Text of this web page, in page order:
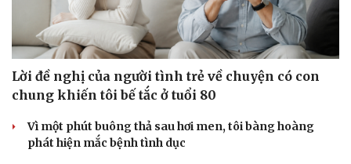
Lời đề nghị của người tình trẻ về chuyện có con
chung khiến tôi bế tắc ở tuổi 80
Vì một phút buông thả sau hơi men, tôi bàng hoàng
phát hiện mắc bệnh tình dục